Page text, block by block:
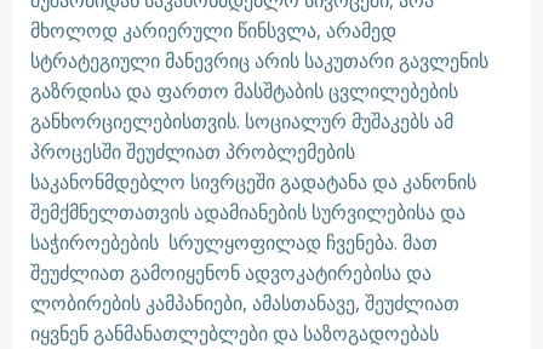
მხოლოდ კარიერული წინსვლა, არამედ
სტრატეგიული მანევრიც არის საკუთარი გავლენის
გაზრდისა და ფართო მასშტაბის ცვლილებების
განხორციელებისთვის. სოციალურ მუშაკებს ამ
პროცესში შეუძლიათ პრობლემების
საკანონმდებლო სივრცეში გადატანა და კანონის
შემქმნელთათვის ადამიანების სურვილებისა და
საჭიროებების სრულყოფილად ჩვენება. მათ
შეუძლიათ გამოიყენონ ადვოკატირებისა და
ლობირების კამპანიები, ამასთანავე, შეუძლიათ
იყვნენ განმანათლებლები და საზოგადოებას